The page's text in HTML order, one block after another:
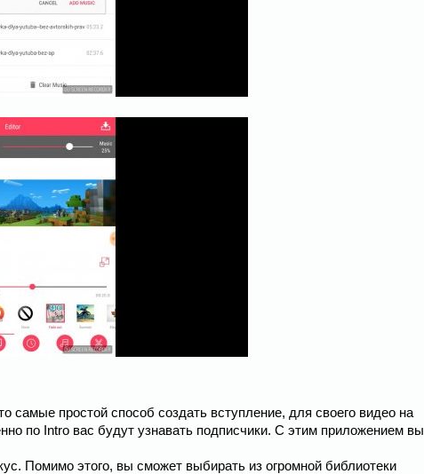
самые простой способ создать вступление, для своего видео на
по Intro вас будут узнавать подписчики. С этим приложением вы
Помимо этого, вы сможет выбирать из огромной библиотеки